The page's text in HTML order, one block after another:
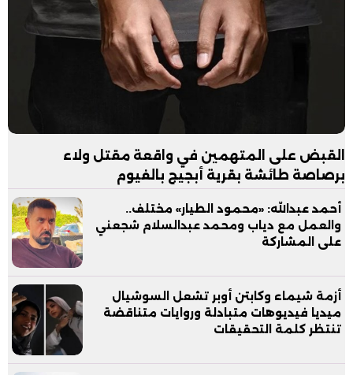
القبض على المتهمين في واقعة مقتل ولاء
برصاصة طائشة بقرية أبجيج بالفيوم
أحمد عبدالله: «محمود الطيار» مختلف..
والعمل مع دياب ومحمد عبدالسلام شجعني
على المشاركة
أزمة شيماء وكابتن أوبر تشعل السوشيال
ميديا فيديوهات متبادلة وروايات متناقضة
تنتظر كلمة التحقيقات